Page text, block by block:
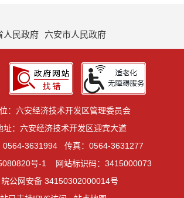
人民政府 六安市人民政府
：六安经济技术开发区管理委员会
址：六安经济技术开发区迎宾大道
0564-3631994
传真：0564-3631277
号-1
网站标识码：3415000073
皖公网安备 34150302000014号